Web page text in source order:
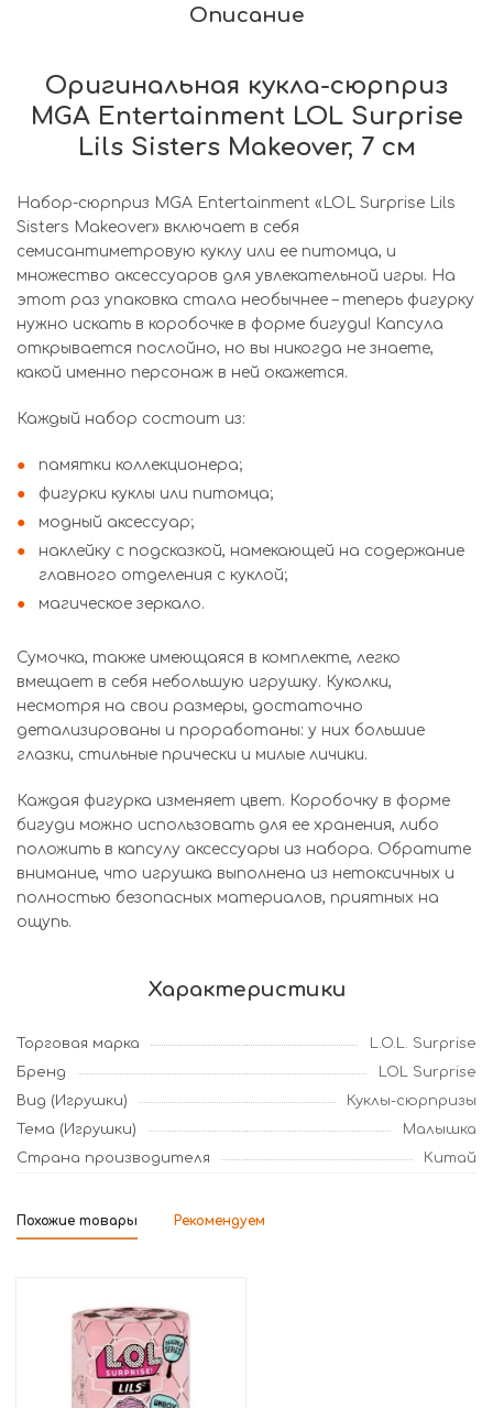
Описание
Оригинальная кукла-сюрприз
MGA Entertainment LOL Surprise
Lils Sisters Makeover, 7 см
Набор-сюрприз MGA Entertainment «LOL Surprise Lils
Sisters Makeover» включает в себя
семисантиметровую куклу или ее питомца, и
множество аксессуаров для увлекательной игры. На
этот раз упаковка стала необычнее – теперь фигурку
нужно искать в коробочке в форме бигуди! Капсула
открывается послойно, но вы никогда не знаете,
какой именно персонаж в ней окажется.
Каждый набор состоит из:
памятки коллекционера;
фигурки куклы или питомца;
модный аксессуар;
наклейку с подсказкой, намекающей на содержание
главного отделения с куклой;
магическое зеркало.
Сумочка, также имеющаяся в комплекте, легко
вмещает в себя небольшую игрушку. Куколки,
несмотря на свои размеры, достаточно
детализированы и проработаны: у них большие
глазки, стильные прически и милые личики.
Каждая фигурка изменяет цвет. Коробочку в форме
бигуди можно использовать для ее хранения, либо
положить в капсулу аксессуары из набора. Обратите
внимание, что игрушка выполнена из нетоксичных и
полностью безопасных материалов, приятных на
ощупь.
Характеристики
Торговая марка
L.O.L. Surprise
Бренд
LOL Surprise
Вид (Игрушки)
Куклы-сюрпризы
Тема (Игрушки)
Малышка
Страна производителя
Китай
Похожие товары Рекомендуем